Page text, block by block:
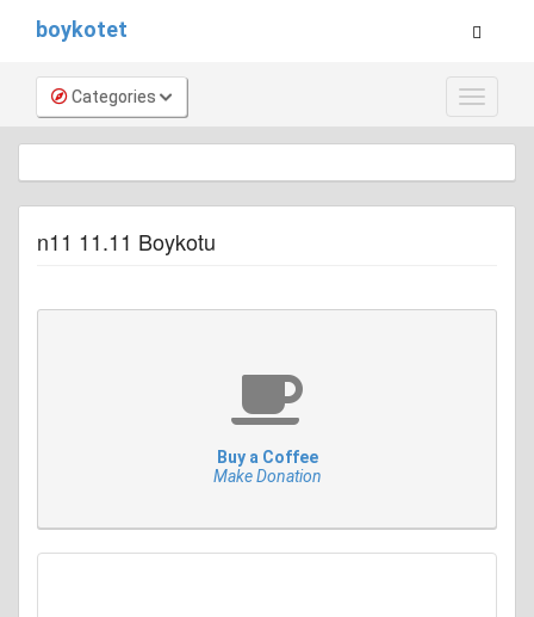
boykotet
Categories
Toggle
n11 11.11 Boykotu
Buy a Coffee
Make Donation